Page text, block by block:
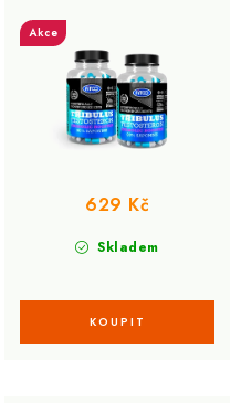
Akce
Skladem
629 Kč